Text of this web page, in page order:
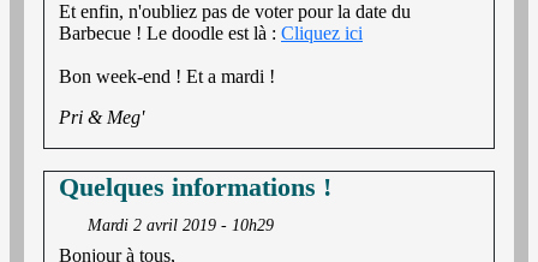
Et enfin, n'oubliez pas de voter pour la date du
Barbecue ! Le doodle est là : Cliquez ici
Bon week-end ! Et a mardi !
Pri & Meg'
Quelques informations !
Mardi 2 avril 2019 - 10h29
Bonjour à tous,